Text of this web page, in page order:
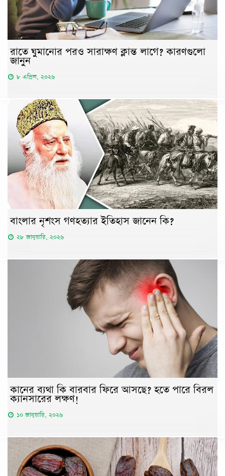
রাতে ঘুমানোর পরও সারাক্ষণ ক্লান্ত লাগে? কারণগুলো
জানুন
৮ এপ্রিল, ২০২৬
বাংলার নৃশংস গণহত্যার ইতিহাস জানেন কি?
২৮ জানুয়ারি, ২০২৬
কানের ব্যথা কি বারবার ফিরে আসছে? হতে পারে বিরল
ক্যানসারের লক্ষণ!
১০ জানুয়ারি, ২০২৬